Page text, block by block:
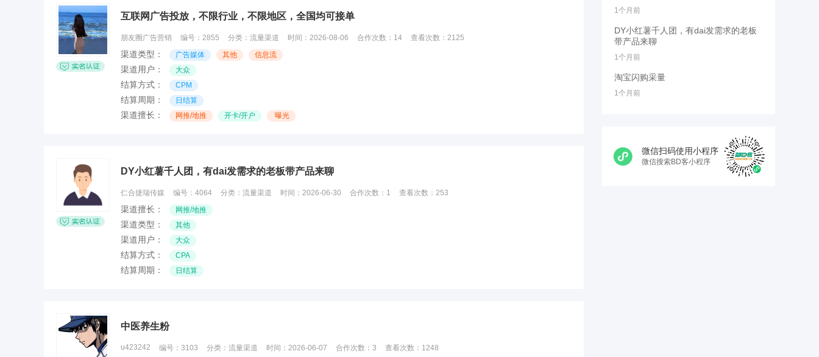
互联网广告投放，不限行业，不限地区，全国均可接单
朋友圈广告营销 编号： 2855 分类： 流量渠道 时间： 2026-08-06 合作次数： 14 查看次数： 2125
渠道类型： 广告媒体 其他 信息流
渠道用户： 大众
结算方式： CPM
结算周期： 日结算
渠道擅长： 网推/地推 开卡/开户 曝光
DY小红薯千人团，有dai发需求的老板带产品来聊
仁合捷瑞传媒 编号： 4064 分类： 流量渠道 时间： 2026-06-30 合作次数： 1 查看次数： 253
渠道擅长： 网推/地推
渠道类型： 其他
渠道用户： 大众
结算方式： CPA
结算周期： 日结算
中医养生粉
u423242 编号： 3103 分类： 流量渠道 时间： 2026-06-07 合作次数： 3 查看次数： 1248
1个月前
DY小红薯千人团，有dai发需求的老板
带产品来聊
1个月前
淘宝闪购采量
1个月前
微信扫码使用小程序
微信搜索BD客小程序